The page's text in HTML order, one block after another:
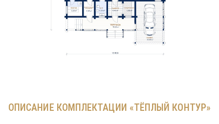
ОПИСАНИЕ КОМПЛЕКТАЦИИ «ТЁПЛЫЙ КОНТУР»